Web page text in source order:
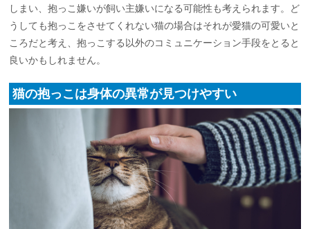
しまい、抱っこ嫌いが飼い主嫌いになる可能性も考えられます。ど
うしても抱っこをさせてくれない猫の場合はそれが愛猫の可愛いと
ころだと考え、抱っこする以外のコミュニケーション手段をとると
良いかもしれません。
猫の抱っこは身体の異常が見つけやすい